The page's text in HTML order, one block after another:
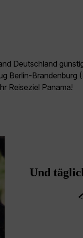
Deutschland
Berlin-Brandenburg
Reiseziel Panama!
Und